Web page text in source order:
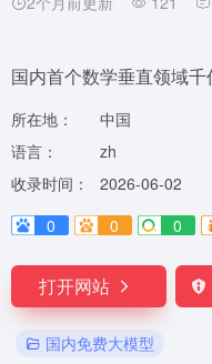
国内首个数学垂直领域千
所在地：
中国
语言：
zh
收录时间：
2026-06-02
0
0 0
打开网站
国内免费大模型